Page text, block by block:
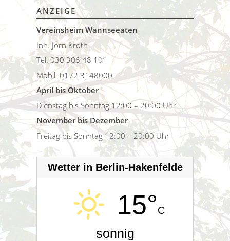
ANZEIGE
Vereinsheim Wannseeaten
Inh. Jörn Kroth
Tel. 030 306 48 101
Mobil. 0172 3148000
April bis Oktober
Dienstag bis Sonntag 12:00 – 20:00 Uhr
November bis Dezember
Freitag bis Sonntag 12:00 – 20:00 Uhr
Wetter in Berlin-Hakenfelde
15°C
sonnig